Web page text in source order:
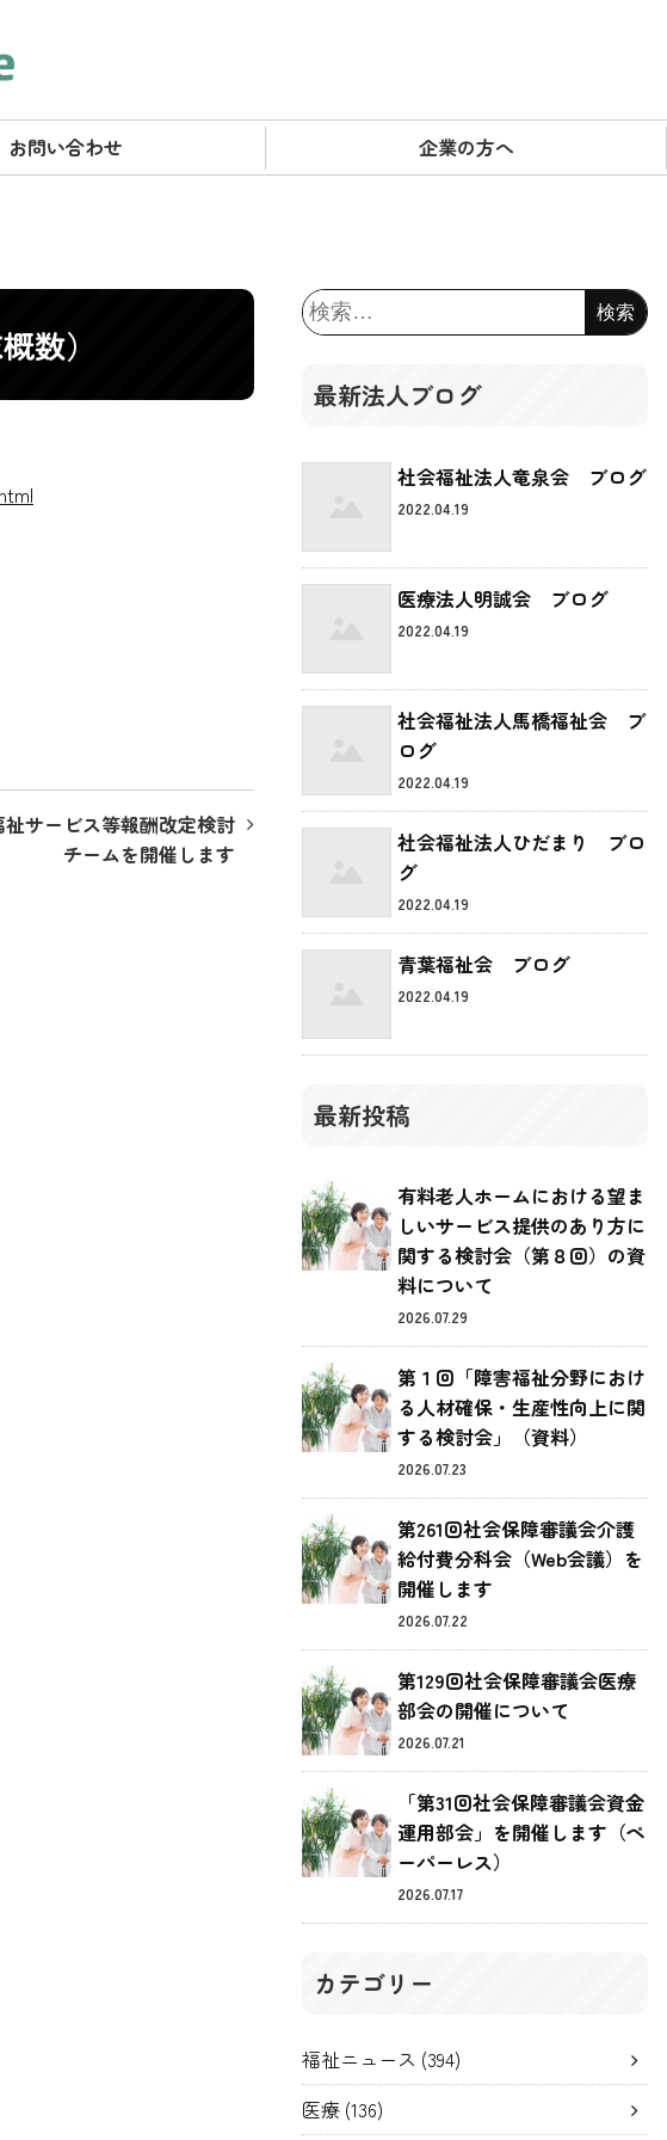
お問い合わせ 企業の方へ
数）
サービス等報酬改定検討
チームを開催します
検
索:
最新法人ブログ
社会福祉法人竜泉会 ブログ
2022.04.19
医療法人明誠会 ブログ
2022.04.19
社会福祉法人馬橋福祉会 ブ
ログ
2022.04.19
社会福祉法人ひだまり ブロ
グ
2022.04.19
青葉福祉会 ブログ
2022.04.19
最新投稿
有料老人ホームにおける望ま
しいサービス提供のあり方に
関する検討会（第８回）の資
料について
2026.07.29
第１回「障害福祉分野におけ
る人材確保・生産性向上に関
する検討会」（資料）
2026.07.23
第261回社会保障審議会介護
給付費分科会（Web会議）を
開催します
2026.07.22
第129回社会保障審議会医療
部会の開催について
2026.07.21
「第31回社会保障審議会資金
運用部会」を開催します（ペ
ーパーレス）
2026.07.17
カテゴリー
福祉ニュース (394)
医療 (136)